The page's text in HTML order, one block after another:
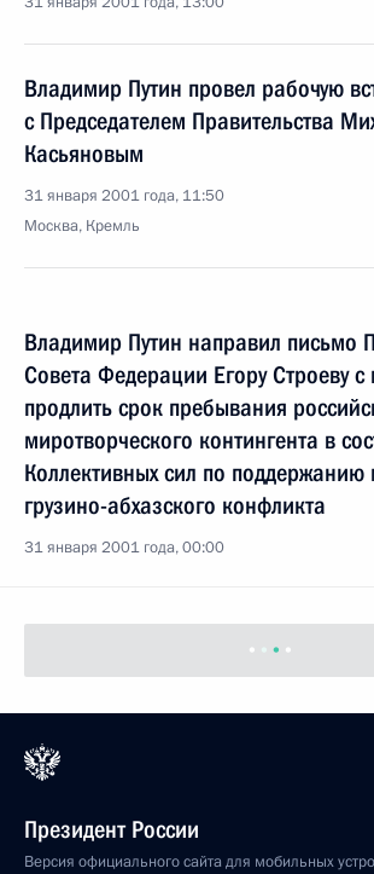
Владимир Путин провел рабочую
с Председателем Правительства
Касьяновым
31 января 2001 года, 11:50
Москва, Кремль
Владимир Путин направил письмо
Совета Федерации Егору Строеву
продлить срок пребывания
миротворческого контингента в
Коллективных сил по
грузино-абхазского конфликта
31 января 2001 года, 00:00
Президент России
Версия официального сайта для мобильных